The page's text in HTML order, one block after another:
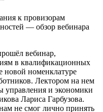
к провизорам
— обзор вебинара
вебинар,
в квалификационных
новой номенклатуре
Лектором на нем
управления и экономики
Лариса Гарбузова.
не смог лично принять